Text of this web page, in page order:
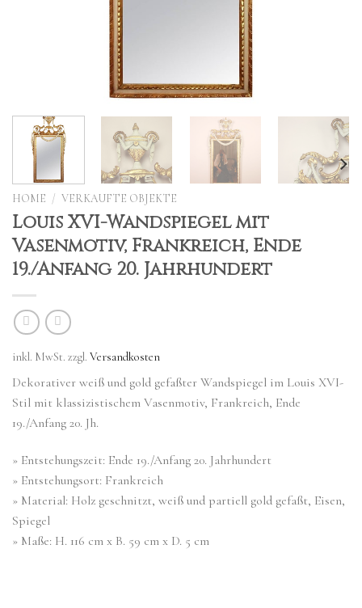
HOME / VERKAUFTE OBJEKTE
Louis XVI-Wandspiegel mit
Vasenmotiv, Frankreich, Ende
19./Anfang 20. Jahrhundert
inkl. MwSt. zzgl. Versandkosten
Dekorativer weiß und gold gefaßter Wandspiegel im Louis XVI-
Stil mit klassizistischem Vasenmotiv, Frankreich, Ende
19./Anfang 20. Jh.
» Entstehungszeit: Ende 19./Anfang 20. Jahrhundert
» Entstehungsort: Frankreich
» Material: Holz geschnitzt, weiß und partiell gold gefaßt, Eisen,
Spiegel
» Maße: H. 116 cm x B. 59 cm x D. 5 cm